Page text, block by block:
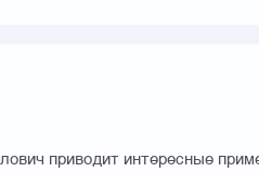
приводит интересные